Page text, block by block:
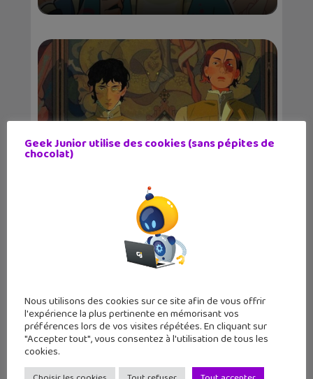
entre magie, se...
Geek Junior utilise des cookies (sans pépites de
chocolat)
Nous utilisons des cookies sur ce site afin de vous offrir
l'expérience la plus pertinente en mémorisant vos
préférences lors de vos visites répétées. En cliquant sur
"Accepter tout", vous consentez à l'utilisation de tous les
cookies.